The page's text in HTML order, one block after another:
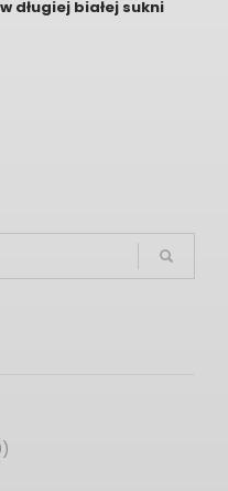
długiej białej sukni